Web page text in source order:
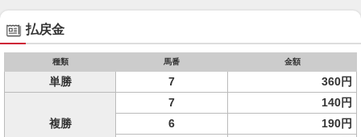
払戻金
種類 馬番 金額
単勝 7 360円
複勝
7
140円
6
190円